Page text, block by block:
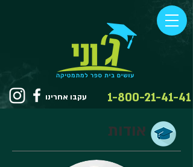
עקבו אחרינו 1-800-21-41-41
אודות